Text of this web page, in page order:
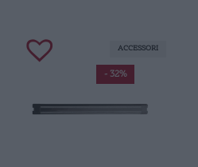
- 32%
ACCESSORI